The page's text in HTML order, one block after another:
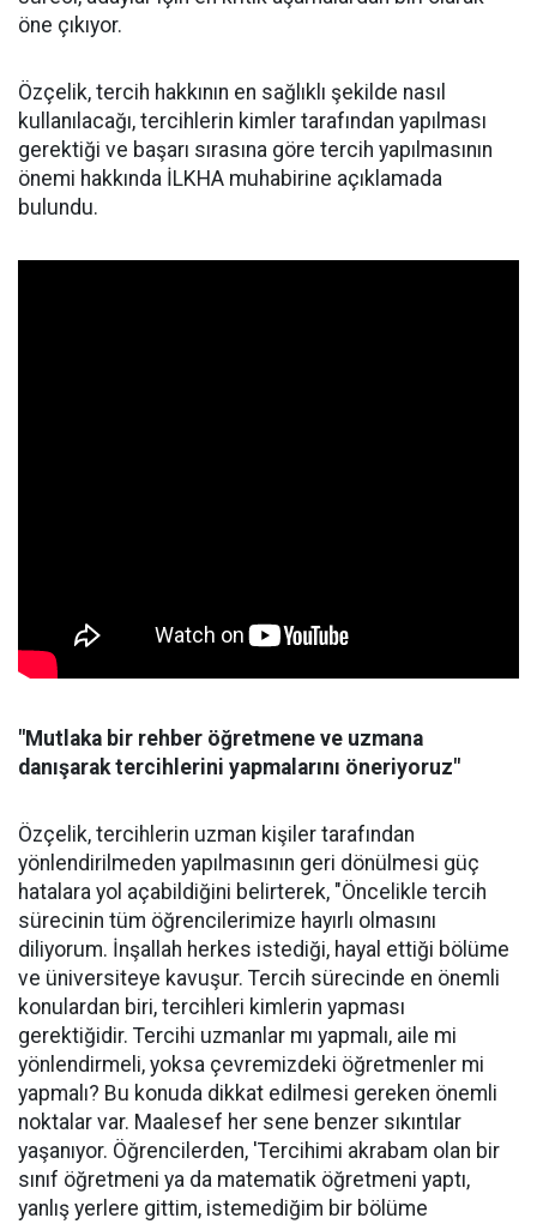
öne çıkıyor.
Özçelik, tercih hakkının en sağlıklı şekilde nasıl
kullanılacağı, tercihlerin kimler tarafından yapılması
gerektiği ve başarı sırasına göre tercih yapılmasının
önemi hakkında İLKHA muhabirine açıklamada
bulundu.
"Mutlaka bir rehber öğretmene ve uzmana
danışarak tercihlerini yapmalarını öneriyoruz"
Özçelik, tercihlerin uzman kişiler tarafından
yönlendirilmeden yapılmasının geri dönülmesi güç
hatalara yol açabildiğini belirterek, "Öncelikle tercih
sürecinin tüm öğrencilerimize hayırlı olmasını
diliyorum. İnşallah herkes istediği, hayal ettiği bölüme
ve üniversiteye kavuşur. Tercih sürecinde en önemli
konulardan biri, tercihleri kimlerin yapması
gerektiğidir. Tercihi uzmanlar mı yapmalı, aile mi
yönlendirmeli, yoksa çevremizdeki öğretmenler mi
yapmalı? Bu konuda dikkat edilmesi gereken önemli
noktalar var. Maalesef her sene benzer sıkıntılar
yaşanıyor. Öğrencilerden, 'Tercihimi akrabam olan bir
sınıf öğretmeni ya da matematik öğretmeni yaptı,
yanlış yerlere gittim, istemediğim bir bölüme